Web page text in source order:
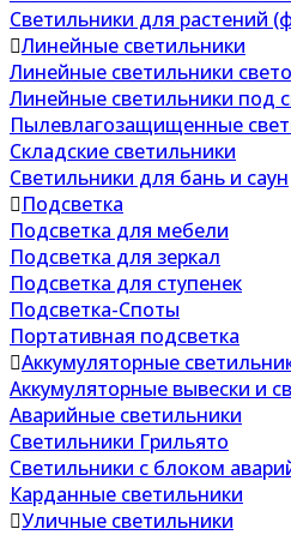
Светильники для растений
Линейные светильники
Линейные светильники
Линейные светильники под
Пылевлагозащищенные
Складские светильники
Светильники для бань и саун
Подсветка
Подсветка для мебели
Подсветка для зеркал
Подсветка для ступенек
Подсветка-Споты
Портативная подсветка
Аккумуляторные
Аккумуляторные вывески и
Аварийные светильники
Светильники Грильято
Светильники с блоком
Карданные светильники
Уличные светильники